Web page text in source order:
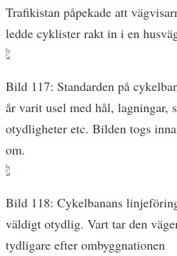
Trafikistan påpekade att
ledde cyklister rakt in i en
Bild 117: Standarden på
år varit usel med hål, lagningar,
otydligheter etc. Bilden togs
om.
Bild 118: Cykelbanans
väldigt otydlig. Vart tar den
tydligare efter ombyggnationen